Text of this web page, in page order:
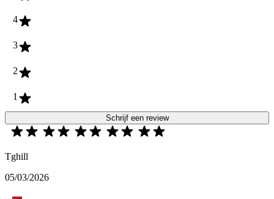
4
3
2
1
Schrijf een review
Tghill
05/03/2026